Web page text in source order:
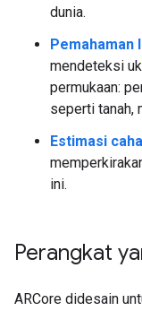
dunia.
Pemahaman
mendeteksi
permukaan:
seperti tanah,
Estimasi
ini.
Perangkat
ARCore didesain